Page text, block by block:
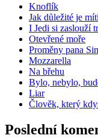
Knoflík
Jak důležité je
I Jedi si zaslouží
Otevřené moře
Proměny pana
Mozzarella
Na břehu
Bylo, nebylo,
Liar
Člověk, který
Poslední